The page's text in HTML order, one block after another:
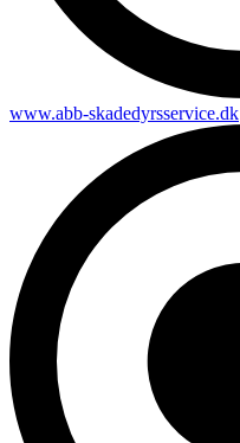
www.abb-skadedyrsservice.dk